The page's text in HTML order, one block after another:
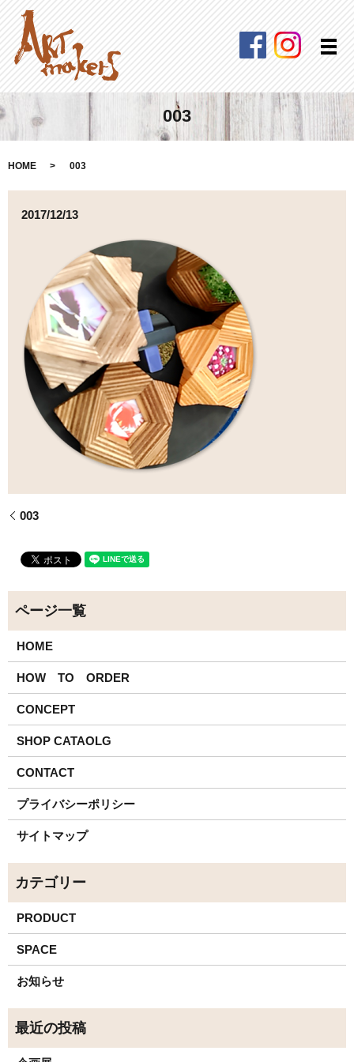
Facebook
メ
003
HOME 003
2017/12/13
003
HOME
HOW TO ORDER
CONCEPT
SHOP CATAOLG
CONTACT
プライバシーポリシー
サイトマップ
PRODUCT
SPACE
お知らせ